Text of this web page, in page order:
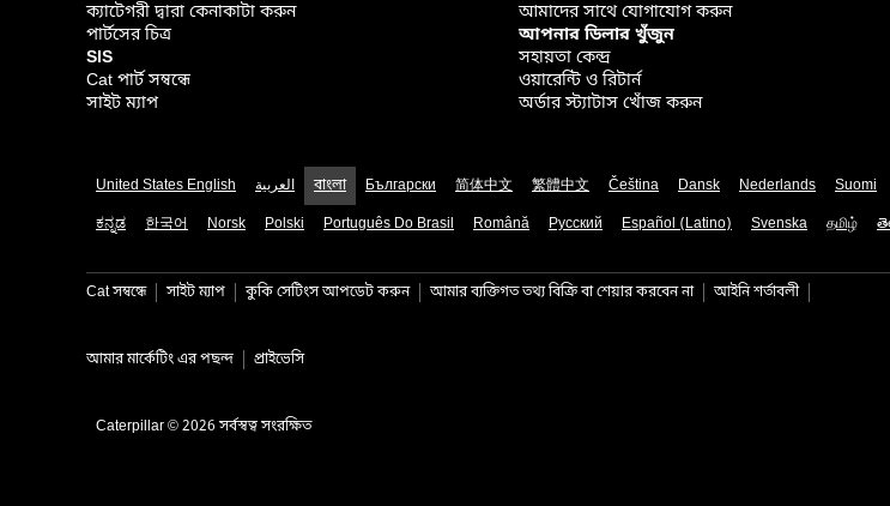
ক্যাটেগরী দ্বারা কেনাকাটা করুন
পার্টসের চিত্র
SIS
Cat পার্ট সম্বন্ধে
সাইট ম্যাপ
আমাদের সাথে যোগাযোগ করুন
আপনার ডিলার খুঁজুন
সহায়তা কেন্দ্র
ওয়ারেন্টি ও রিটার্ন
অর্ডার স্ট্যাটাস খোঁজ করুন
United States English العربية বাংলা Български 简体中文 繁體中文 Čeština Dansk Nederlands Suomi
ಕನ್ನಡ
한국어 Norsk Polski Português Do Brasil Română Русский Español (Latino) Svenska தமிழ்
Cat সম্বন্ধে সাইট ম্যাপ কুকি সেটিংস আপডেট করুন আমার ব্যক্তিগত তথ্য বিক্রি বা শেয়ার করবেন না আইনি শর্তাবলী
আমার মার্কেটিং এর পছন্দ প্রাইভেসি
Caterpillar © 2026 সর্বস্বত্ব সংরক্ষিত